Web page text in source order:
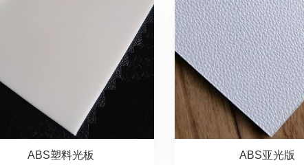
ABS塑料光板 ABS亚光版